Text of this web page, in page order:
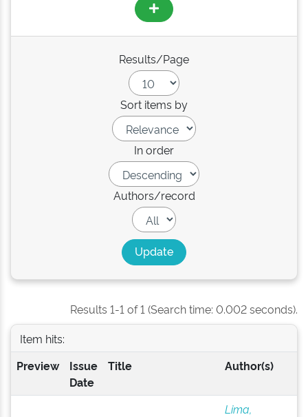
Results/Page
Sort items by
In order
Authors/record
Results 1-1 of 1 (Search time: 0.002 seconds).
Item hits:
Preview
Issue
Date
Title Author(s)
Lima,